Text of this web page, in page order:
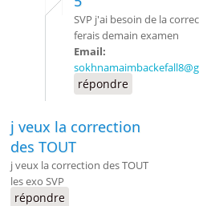
SVP j'ai besoin de la
ferais demain examen
Email:
répondre
j veux la correction
des TOUT
j veux la correction des TOUT
les exo SVP
répondre